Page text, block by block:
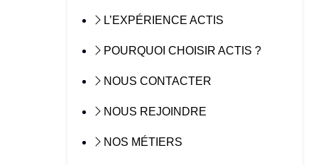
L’EXPÉRIENCE ACTIS
POURQUOI CHOISIR ACTIS ?
NOUS CONTACTER
NOUS REJOINDRE
NOS MÉTIERS